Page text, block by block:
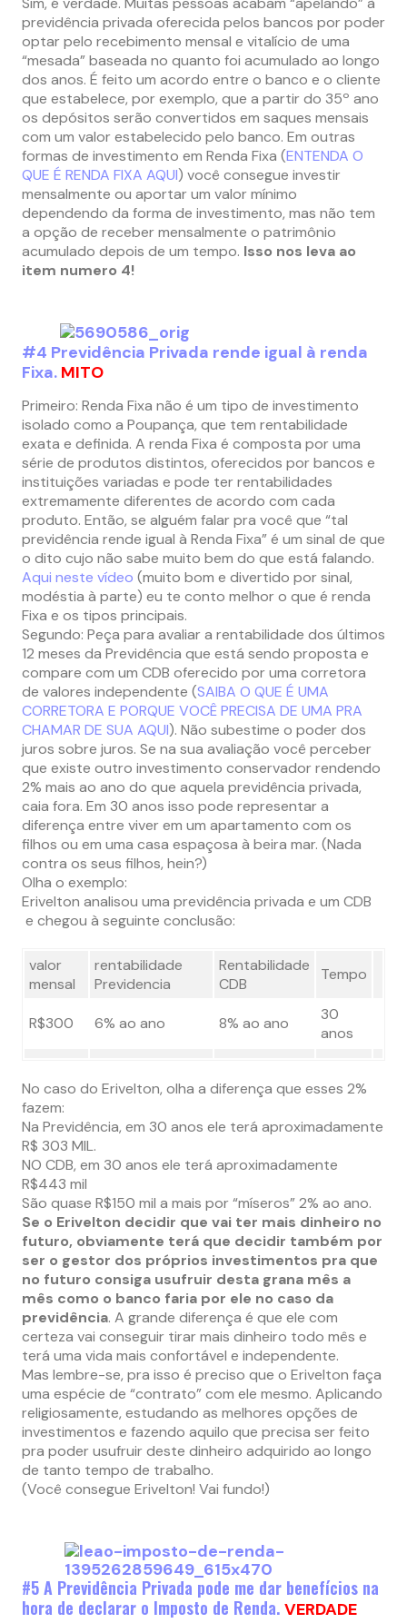
previdência privada oferecida pelos bancos por poder
optar pelo recebimento mensal e vitalício de uma
“mesada” baseada no quanto foi acumulado ao longo
dos anos. É feito um acordo entre o banco e o cliente
que estabelece, por exemplo, que a partir do 35º ano
os depósitos serão convertidos em saques mensais
com um valor estabelecido pelo banco. Em outras
formas de investimento em Renda Fixa (ENTENDA O
QUE É RENDA FIXA AQUI) você consegue investir
mensalmente ou aportar um valor mínimo
dependendo da forma de investimento, mas não tem
a opção de receber mensalmente o patrimônio
acumulado depois de um tempo. Isso nos leva ao
item numero 4!
#4 Previdência Privada rende igual à renda
Fixa. MITO
Primeiro: Renda Fixa não é um tipo de investimento
isolado como a Poupança, que tem rentabilidade
exata e definida. A renda Fixa é composta por uma
série de produtos distintos, oferecidos por bancos e
instituições variadas e pode ter rentabilidades
extremamente diferentes de acordo com cada
produto. Então, se alguém falar pra você que “tal
previdência rende igual à Renda Fixa” é um sinal de que
o dito cujo não sabe muito bem do que está falando.
Aqui neste vídeo (muito bom e divertido por sinal,
modéstia à parte) eu te conto melhor o que é renda
Fixa e os tipos principais.
Segundo: Peça para avaliar a rentabilidade dos últimos
12 meses da Previdência que está sendo proposta e
compare com um CDB oferecido por uma corretora
de valores independente (SAIBA O QUE É UMA
CORRETORA E PORQUE VOCÊ PRECISA DE UMA PRA
CHAMAR DE SUA AQUI). Não subestime o poder dos
juros sobre juros. Se na sua avaliação você perceber
que existe outro investimento conservador rendendo
2% mais ao ano do que aquela previdência privada,
caia fora. Em 30 anos isso pode representar a
diferença entre viver em um apartamento com os
filhos ou em uma casa espaçosa à beira mar. (Nada
contra os seus filhos, hein?)
Olha o exemplo:
Erivelton analisou uma previdência privada e um CDB
e chegou à seguinte conclusão:
valor
mensal
rentabilidade
Previdencia
Rentabilidade
CDB
Tempo
R$300 6% ao ano 8% ao ano
30
anos
No caso do Erivelton, olha a diferença que esses 2%
fazem:
Na Previdência, em 30 anos ele terá aproximadamente
R$ 303 MIL.
NO CDB, em 30 anos ele terá aproximadamente
R$443 mil
São quase R$150 mil a mais por “míseros” 2% ao ano.
Se o Erivelton decidir que vai ter mais dinheiro no
futuro, obviamente terá que decidir também por
ser o gestor dos próprios investimentos pra que
no futuro consiga usufruir desta grana mês a
mês como o banco faria por ele no caso da
previdência. A grande diferença é que ele com
certeza vai conseguir tirar mais dinheiro todo mês e
terá uma vida mais confortável e independente.
Mas lembre-se, pra isso é preciso que o Erivelton faça
uma espécie de “contrato” com ele mesmo. Aplicando
religiosamente, estudando as melhores opções de
investimentos e fazendo aquilo que precisa ser feito
pra poder usufruir deste dinheiro adquirido ao longo
de tanto tempo de trabalho.
(Você consegue Erivelton! Vai fundo!)
#5 A Previdência Privada pode me dar benefícios na
hora de declarar o Imposto de Renda. VERDADE